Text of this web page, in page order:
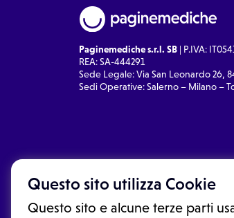
Questo sito utilizza Cookie
Questo sito e alcune terze parti
Paginemediche s.r.l. SB | P.IVA:
REA: SA-444291
Sede Legale: Via San Leonardo 26,
Sedi Operative: Salerno – Milano –